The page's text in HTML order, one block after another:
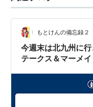
もとけんの備忘録
今週末は北九州に
テークス＆マーメ